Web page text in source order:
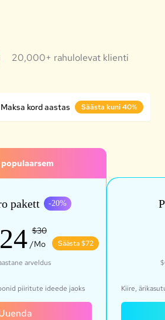
20,000+ rahulolevat klienti
Maksa kord aastas Säästa kuni 40%
populaarsem
pakett -20%
$30
/Mo
Säästa $72
arveldus
piiritute ideede jaoks Kiire,